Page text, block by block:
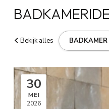
Bekijk alles BADKAMER
30
MEI
2026